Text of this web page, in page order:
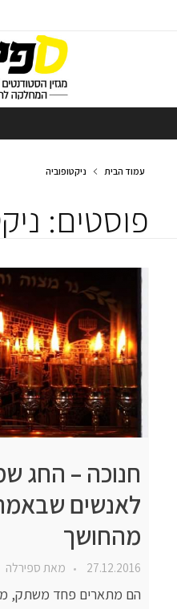
עמוד הבית ניקטופוביה
פוסטים:
חנוכה – החג
לאנשים
מהחושך
27.12.2016 מאתספירלה
הם מתארים פחד משתק,